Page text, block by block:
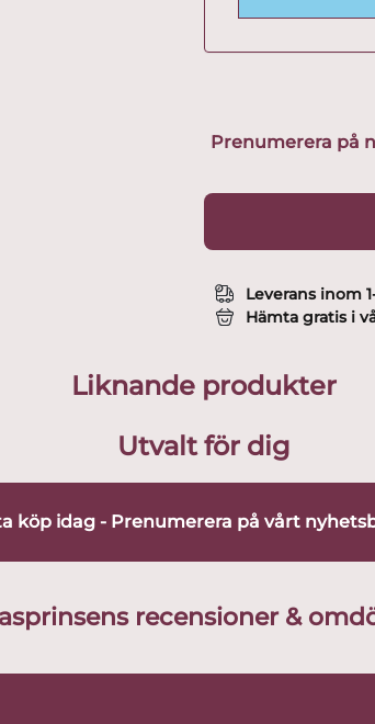
Prenumerera på
Leverans inom
Hämta gratis i
Liknande produkter
Utvalt för dig
köp idag - Prenumerera på vårt
recensioner &